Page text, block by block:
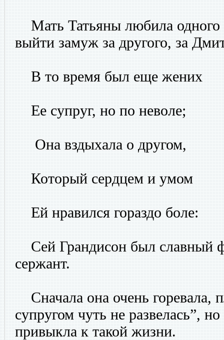
Мать Татьяны любила одного
выйти замуж за другого, за
В то время был еще жених
Ее супруг, но по неволе;
Она вздыхала о другом,
Который сердцем и умом
Ей нравился гораздо боле:
Сей Грандисон был славный
сержант.
Сначала она очень горевала,
супругом чуть не развелась”,
привыкла к такой жизни.